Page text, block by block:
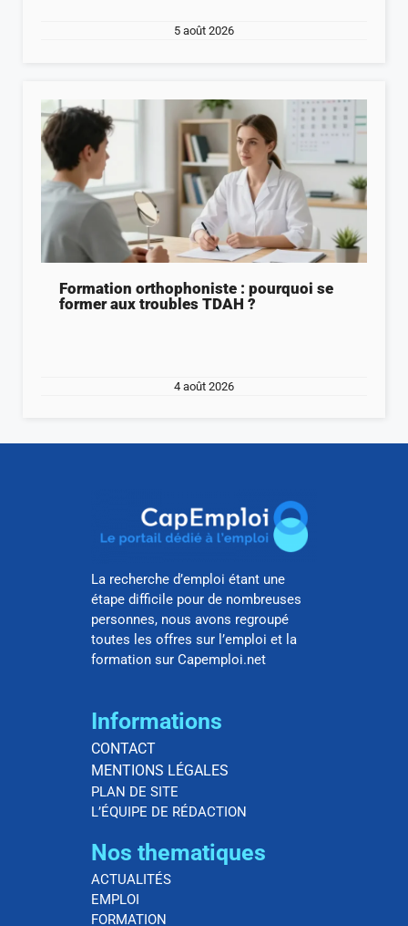
5 août 2026
Formation orthophoniste : pourquoi se
former aux troubles TDAH ?
4 août 2026
La recherche d’emploi étant une
étape difficile pour de nombreuses
personnes, nous avons regroupé
toutes les offres sur l’emploi et la
formation sur Capemploi.net
Informations
CONTACT
MENTIONS LÉGALES
PLAN DE SITE
L’ÉQUIPE DE RÉDACTION
Nos thematiques
ACTUALITÉS
EMPLOI
FORMATION